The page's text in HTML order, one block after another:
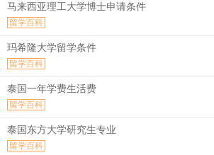
马来西亚理工大学博士申请条件
留学百科
玛希隆大学留学条件
留学百科
泰国一年学费生活费
留学百科
泰国东方大学研究生专业
留学百科